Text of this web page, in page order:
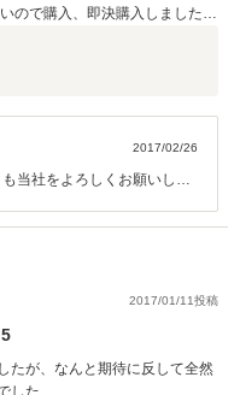
ので購入、即決購入しました。
入できてとてもハッピーな気分
2017/02/26
当社をよろしくお願いしま
2017/01/11投稿
5
たが、なんと期待に反して全然
した